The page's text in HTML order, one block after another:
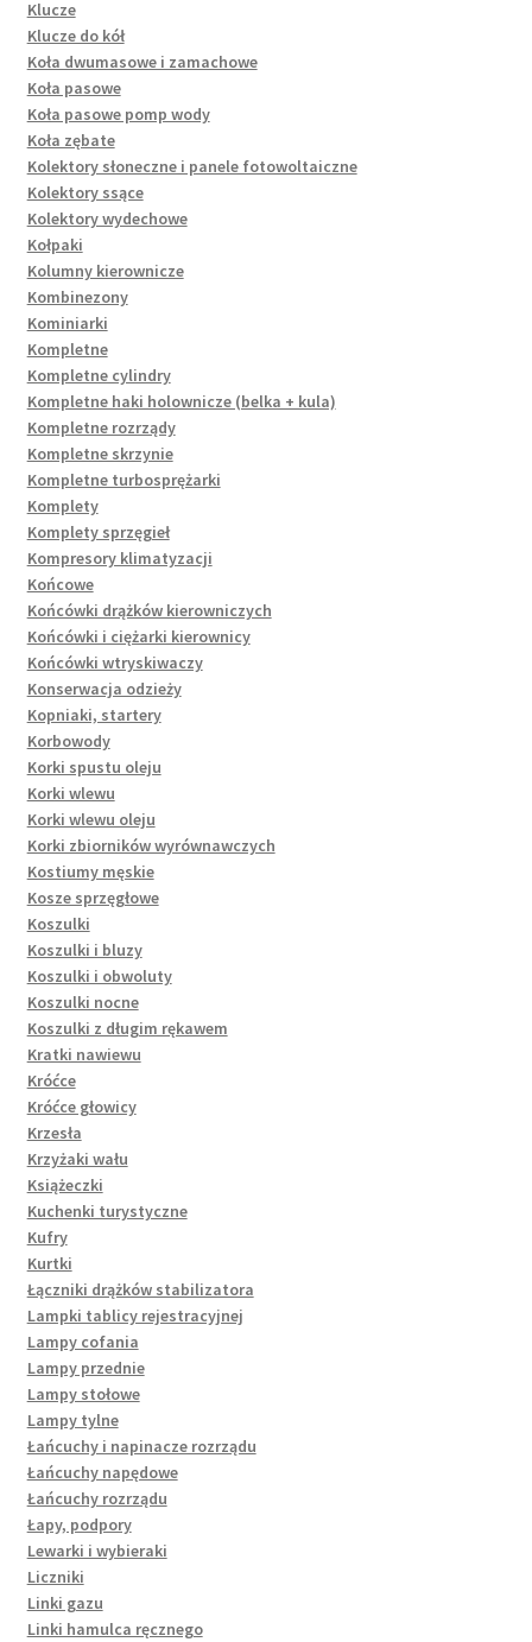
Klucze
Klucze do kół
Koła dwumasowe i zamachowe
Koła pasowe
Koła pasowe pomp wody
Koła zębate
Kolektory słoneczne i panele fotowoltaiczne
Kolektory ssące
Kolektory wydechowe
Kołpaki
Kolumny kierownicze
Kombinezony
Kominiarki
Kompletne
Kompletne cylindry
Kompletne haki holownicze (belka + kula)
Kompletne rozrządy
Kompletne skrzynie
Kompletne turbosprężarki
Komplety
Komplety sprzęgieł
Kompresory klimatyzacji
Końcowe
Końcówki drążków kierowniczych
Końcówki i ciężarki kierownicy
Końcówki wtryskiwaczy
Konserwacja odzieży
Kopniaki, startery
Korbowody
Korki spustu oleju
Korki wlewu
Korki wlewu oleju
Korki zbiorników wyrównawczych
Kostiumy męskie
Kosze sprzęgłowe
Koszulki
Koszulki i bluzy
Koszulki i obwoluty
Koszulki nocne
Koszulki z długim rękawem
Kratki nawiewu
Króćce
Króćce głowicy
Krzesła
Krzyżaki wału
Książeczki
Kuchenki turystyczne
Kufry
Kurtki
Łączniki drążków stabilizatora
Lampki tablicy rejestracyjnej
Lampy cofania
Lampy przednie
Lampy stołowe
Lampy tylne
Łańcuchy i napinacze rozrządu
Łańcuchy napędowe
Łańcuchy rozrządu
Łapy, podpory
Lewarki i wybieraki
Liczniki
Linki gazu
Linki hamulca ręcznego